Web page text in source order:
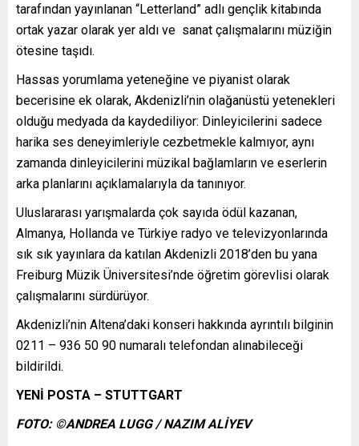
tarafından yayınlanan “Letterland” adlı gençlik kitabında
ortak yazar olarak yer aldı ve sanat çalışmalarını müziğin
ötesine taşıdı.
Hassas yorumlama yeteneğine ve piyanist olarak
becerisine ek olarak, Akdenizli’nin olağanüstü yetenekleri
olduğu medyada da kaydediliyor: Dinleyicilerini sadece
harika ses deneyimleriyle cezbetmekle kalmıyor, aynı
zamanda dinleyicilerini müzikal bağlamların ve eserlerin
arka planlarını açıklamalarıyla da tanınıyor.
Uluslararası yarışmalarda çok sayıda ödül kazanan,
Almanya, Hollanda ve Türkiye radyo ve televizyonlarında
sık sık yayınlara da katılan Akdenizli 2018’den bu yana
Freiburg Müzik Üniversitesi’nde öğretim görevlisi olarak
çalışmalarını sürdürüyor.
Akdenizli’nin Altena’daki konseri hakkında ayrıntılı bilginin
0211 – 936 50 90 numaralı telefondan alınabileceği
bildirildi.
YENİ POSTA – STUTTGART
FOTO: ©ANDREA LUGG / NAZIM ALİYEV